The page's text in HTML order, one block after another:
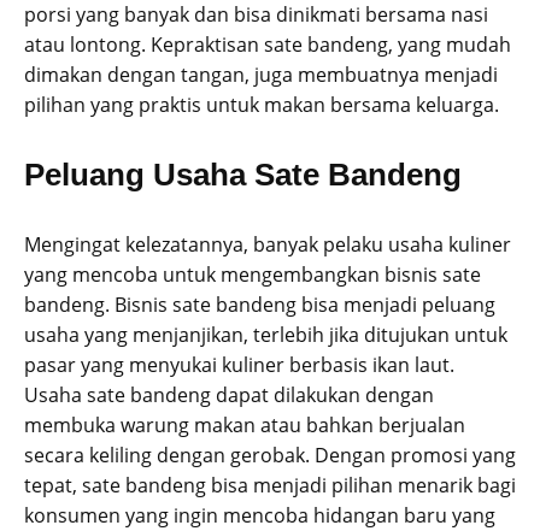
porsi yang banyak dan bisa dinikmati bersama nasi
atau lontong. Kepraktisan sate bandeng, yang mudah
dimakan dengan tangan, juga membuatnya menjadi
pilihan yang praktis untuk makan bersama keluarga.
Peluang Usaha Sate Bandeng
Mengingat kelezatannya, banyak pelaku usaha kuliner
yang mencoba untuk mengembangkan bisnis sate
bandeng. Bisnis sate bandeng bisa menjadi peluang
usaha yang menjanjikan, terlebih jika ditujukan untuk
pasar yang menyukai kuliner berbasis ikan laut.
Usaha sate bandeng dapat dilakukan dengan
membuka warung makan atau bahkan berjualan
secara keliling dengan gerobak. Dengan promosi yang
tepat, sate bandeng bisa menjadi pilihan menarik bagi
konsumen yang ingin mencoba hidangan baru yang